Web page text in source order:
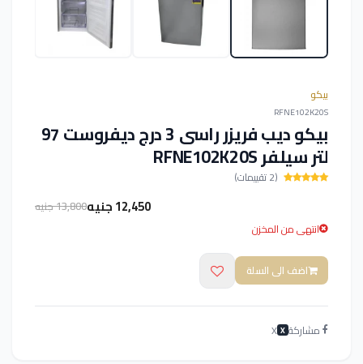
بيكو
RFNE102K20S
بيكو ديب فريزر راسى 3 درج ديفروست 97
لتر سيلفر RFNE102K20S
(2 تقييمات)
12,450 جنيه
13,800 جنيه
انتهى من المخزن
اضف الى السلة
مشاركة X
X